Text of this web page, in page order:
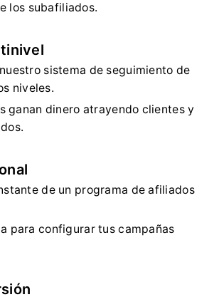
los subafiliados.
sistema de seguimiento de
niveles.
ganan dinero atrayendo clientes y
de un programa de afiliados
para configurar tus campañas